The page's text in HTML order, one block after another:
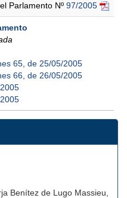
Parlamento Nº 97/2005
65, de 25/05/2005
66, de 26/05/2005
Benítez de Lugo Massieu,